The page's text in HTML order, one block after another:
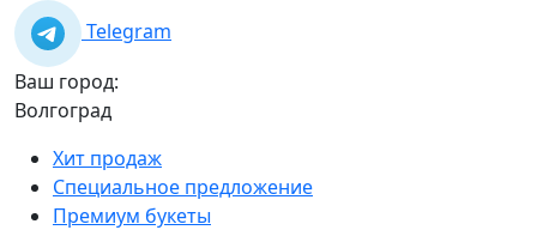
Telegram
Ваш город:
Волгоград
Хит продаж
Специальное предложение
Премиум букеты